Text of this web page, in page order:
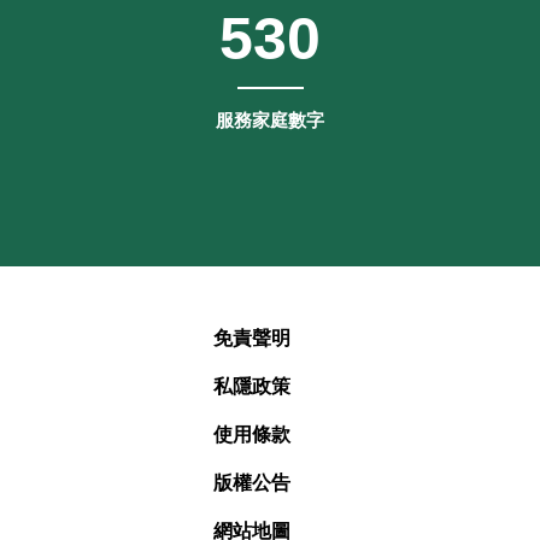
530
服務家庭數字
免責聲明
私隱政策
使用條款
版權公告
網站地圖